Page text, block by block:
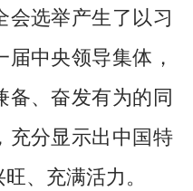
选举产生了以习
中央领导集体，
备、奋发有为的同
充分显示出中国特
、充满活力。